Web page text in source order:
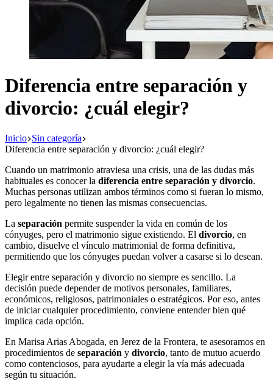
Diferencia entre separación y
divorcio: ¿cuál elegir?
Inicio Sin categoría
Diferencia entre separación y divorcio: ¿cuál elegir?
Cuando un matrimonio atraviesa una crisis, una de las dudas más
habituales es conocer la diferencia entre separación y divorcio.
Muchas personas utilizan ambos términos como si fueran lo mismo,
pero legalmente no tienen las mismas consecuencias.
La separación permite suspender la vida en común de los
cónyuges, pero el matrimonio sigue existiendo. El divorcio, en
cambio, disuelve el vínculo matrimonial de forma definitiva,
permitiendo que los cónyuges puedan volver a casarse si lo desean.
Elegir entre separación y divorcio no siempre es sencillo. La
decisión puede depender de motivos personales, familiares,
económicos, religiosos, patrimoniales o estratégicos. Por eso, antes
de iniciar cualquier procedimiento, conviene entender bien qué
implica cada opción.
En Marisa Arias Abogada, en Jerez de la Frontera, te asesoramos en
procedimientos de separación y divorcio, tanto de mutuo acuerdo
como contenciosos, para ayudarte a elegir la vía más adecuada
según tu situación.